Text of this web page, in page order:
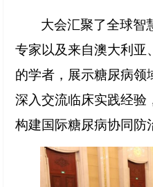
大会汇聚了全球智
专家以及来自澳大利亚
的学者，展示糖尿病领
深入交流临床实践经验
构建国际糖尿病协同防